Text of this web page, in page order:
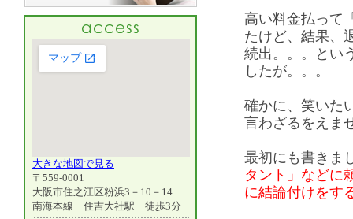
高い料金払って
たけど、結果、
続出。。。とい
したが。。。
確かに、笑いた
言わざるをえ
最初にも書きま
タント」などに
に結論付けを
大きな地図で見る
〒559-0001
大阪市住之江区粉浜3－10－14
南海本線 住吉大社駅 徒歩3分